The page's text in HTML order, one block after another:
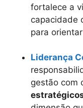
fortalece a
capacidade
para
Liderança
gestão com